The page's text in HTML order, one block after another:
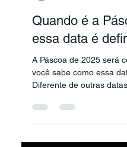
Aliana Montenegro
13 de fev. de 2025
essa data é
A Páscoa de 2025 será
você sabe como essa